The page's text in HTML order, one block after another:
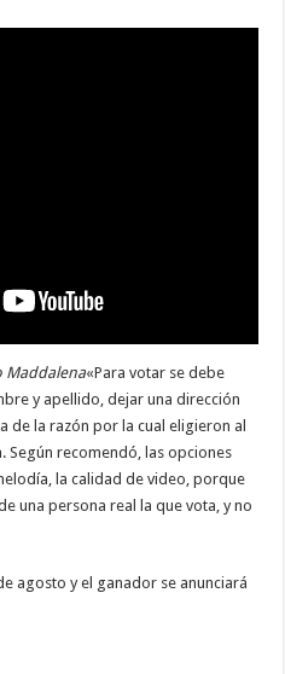
Maddalena«Para votar se debe
y apellido, dejar una dirección
de la razón por la cual eligieron al
Según recomendó, las opciones
la calidad de video, porque
una persona real la que vota, y no
agosto y el ganador se anunciará